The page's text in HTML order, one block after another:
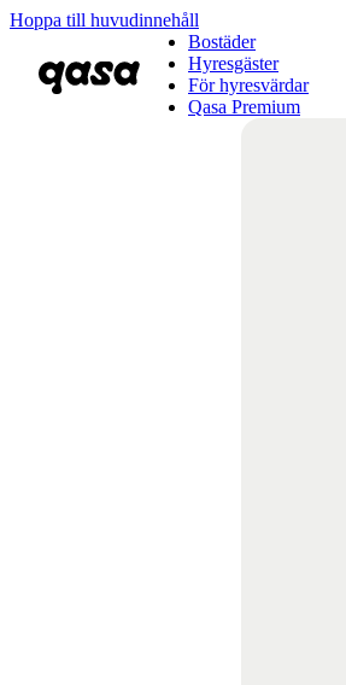
Hoppa till huvudinnehåll
Bostäder
Hyresgäster
För hyresvärdar
Qasa Premium